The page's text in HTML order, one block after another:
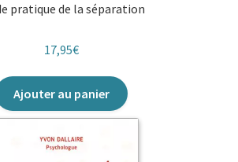
pratique de la séparation
17,95€
Ajouter au panier